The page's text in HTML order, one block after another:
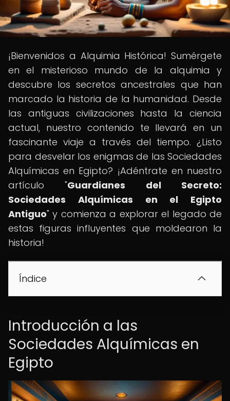
¡Bienvenidos a Alquimia Histórica! Sumérgete
en el misterioso mundo de la alquimia y
descubre los secretos ancestrales que han
marcado la historia de la humanidad. Desde
las antiguas civilizaciones hasta la ciencia
actual, nuestro contenido te llevará en un
fascinante viaje a través del tiempo. ¿Listo
para desvelar los enigmas de las Sociedades
Alquímicas en Egipto? ¡Adéntrate en nuestro
artículo "Guardianes del Secreto:
Sociedades Alquímicas en el Egipto
Antiguo" y comienza a explorar el legado de
estas figuras influyentes que moldearon la
historia!
Índice
Introducción a las
Sociedades Alquímicas en
Egipto